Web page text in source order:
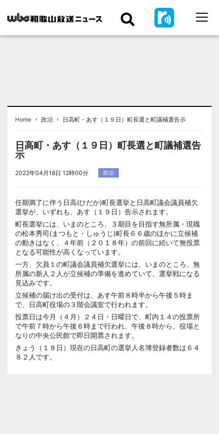
Home › 政治 › 日高町・あす（１９日）町長選と町議補選告示
日高町・あす（１９日）町長選と町議補選告
示
2022年04月18日 12時00分 政治
任期満了に伴う日高(ひだか)町長選挙と日高町議会議員補欠
選挙が、いずれも、あす（１９日）告示されます。
町長選挙には、いまのところ、３期目を目指す無所属・現職
の松本秀司(まつもと・しゅうじ)町長６６歳のほかに立候補
の動きはなく、４年前（２０１８年）の前回に続いて無投票
となる可能性が高くなっています。
一方、欠員１の町議会議員補欠選挙には、いまのところ、無
所属の新人２人が立候補の準備を進めていて、選挙戦になる
見込みです。
立候補の届け出の受付は、あす午前８時半から午後５時ま
で、日高町役場の３階会議室で行われます。
投票日は今月（４月）２４日・日曜日で、町内１４の投票所
で午前７時から午後６時まで行われ、午後８時から、役場と
なりの中央公民館で即日開票されます。
きょう（１８日）現在の日高町の選挙人名簿登録者数は６４
８２人です。